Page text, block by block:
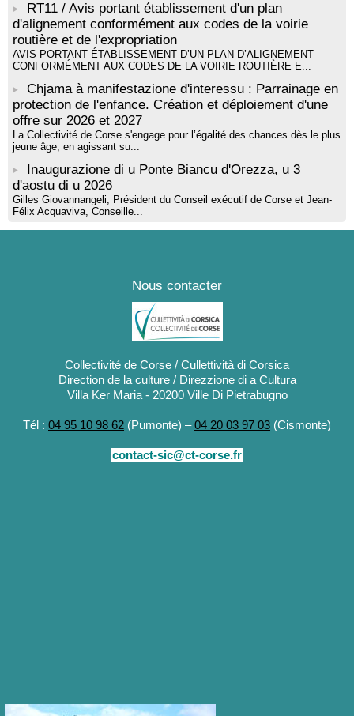
RT11 / Avis portant établissement d'un plan
d'alignement conformément aux codes de la voirie
routière et de l'expropriation
AVIS PORTANT ÉTABLISSEMENT D’UN PLAN D’ALIGNEMENT
CONFORMÉMENT AUX CODES DE LA VOIRIE ROUTIÈRE E...
Chjama à manifestazione d'interessu : Parrainage en
protection de l'enfance. Création et déploiement d'une
offre sur 2026 et 2027
La Collectivité de Corse s'engage pour l’égalité des chances dès le plus
jeune âge, en agissant su...
Inaugurazione di u Ponte Biancu d'Orezza, u 3
d'aostu di u 2026
Gilles Giovannangeli, Président du Conseil exécutif de Corse et Jean-
Félix Acquaviva, Conseille...
Nous contacter
Collectivité de Corse / Cullettività di Corsica
Direction de la culture / Direzzione di a Cultura
Villa Ker Maria - 20200 Ville Di Pietrabugno
Tél : 04 95 10 98 62 (Pumonte) –04 20 03 97 03 (Cismonte)
contact-sic@ct-corse.fr